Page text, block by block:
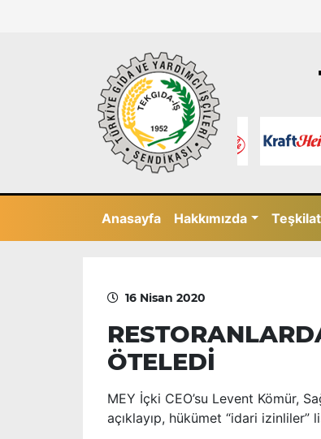
Anasayfa Hakkımızda Teşkilat
16 Nisan 2020
ÖTELEDİ
MEY İçki CEO’su Levent Kömür,
açıklayıp, hükümet “idari